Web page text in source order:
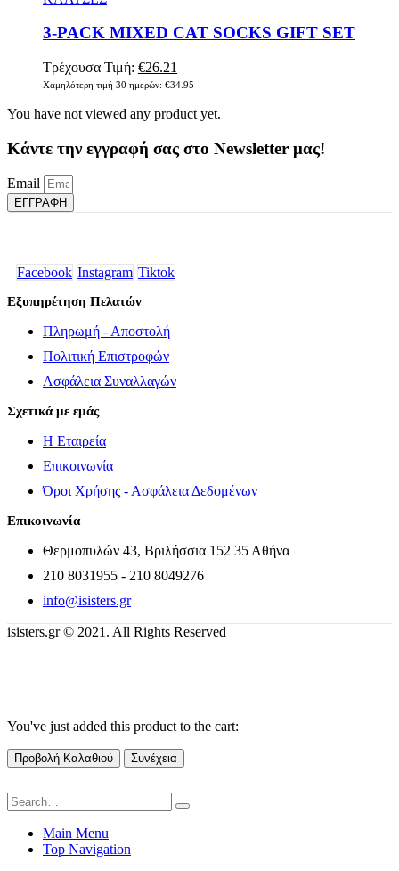
μπορούν
επιλεγούν
του
3-PACK MIXED CAT SOCKS GIFT SET
Τρέχουσα Τιμή: Original
price
€34.95.
€26.21
τρέχουσα
είναι:
Χαμηλότερη τιμή 30 ημερών: €34.95
You have not viewed any product yet.
Κάντε την εγγραφή σας στο Newsletter μας!
Email
ΕΓΓΡΑΦΗ
Facebook Instagram Tiktok
Εξυπηρέτηση Πελατών
Πληρωμή - Αποστολή
Πολιτική Επιστροφών
Ασφάλεια Συναλλαγών
Σχετικά με εμάς
Η Εταιρεία
Επικοινωνία
Όροι Χρήσης - Ασφάλεια Δεδομένων
Επικοινωνία
Θερμοπυλών 43, Βριλήσσια 152 35 Αθήνα
210 8031955 - 210 8049276
info@isisters.gr
isisters.gr © 2021. All Rights Reserved
You've just added this product to the cart:
Προβολή Καλαθιού Συνέχεια
Main Menu
Top Navigation